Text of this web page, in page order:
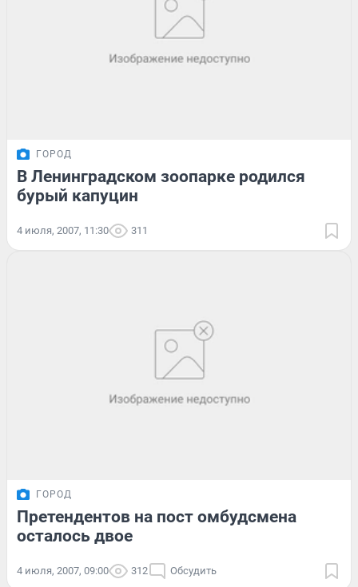
ГОРОД
В Ленинградском зоопарке родился
бурый капуцин
4 июля, 2007, 11:30 311
ГОРОД
Претендентов на пост омбудсмена
осталось двое
4 июля, 2007, 09:00 312 Обсудить